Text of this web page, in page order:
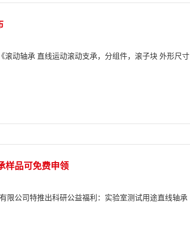
动轴承 直线运动滚动支承，分组件，滚子块 外形尺寸
样品可免费申领
限公司特推出科研公益福利：实验室测试用途直线轴承